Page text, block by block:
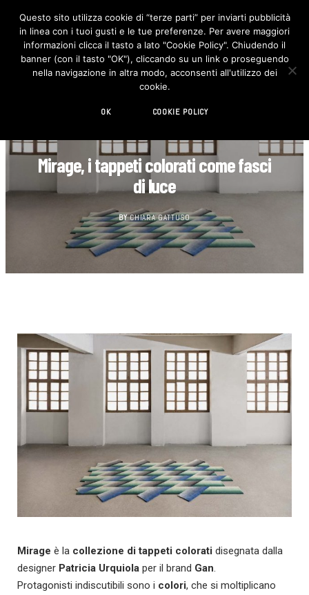
F
c
e
b
o
I
n
s
t
Mirage, i tappeti colorati come fasci
di luce
BY CHIARA GATTUSO
Mirage è la collezione di tappeti colorati disegnata dalla
designer Patricia Urquiola per il brand Gan
Protagonisti indiscutibili sono i colori, che si moltiplicano
Questo sito utilizza cookie di “terze parti” per inviarti pubblicità
in linea con i tuoi gusti e le tue preferenze. Per avere maggiori
informazioni clicca il tasto a lato "Cookie Policy". Chiudendo il
banner (con il tasto "OK"), cliccando su un link o proseguendo
nella navigazione in altra modo, acconsenti all'utilizzo dei
cookie.
OK COOKIE POLICY